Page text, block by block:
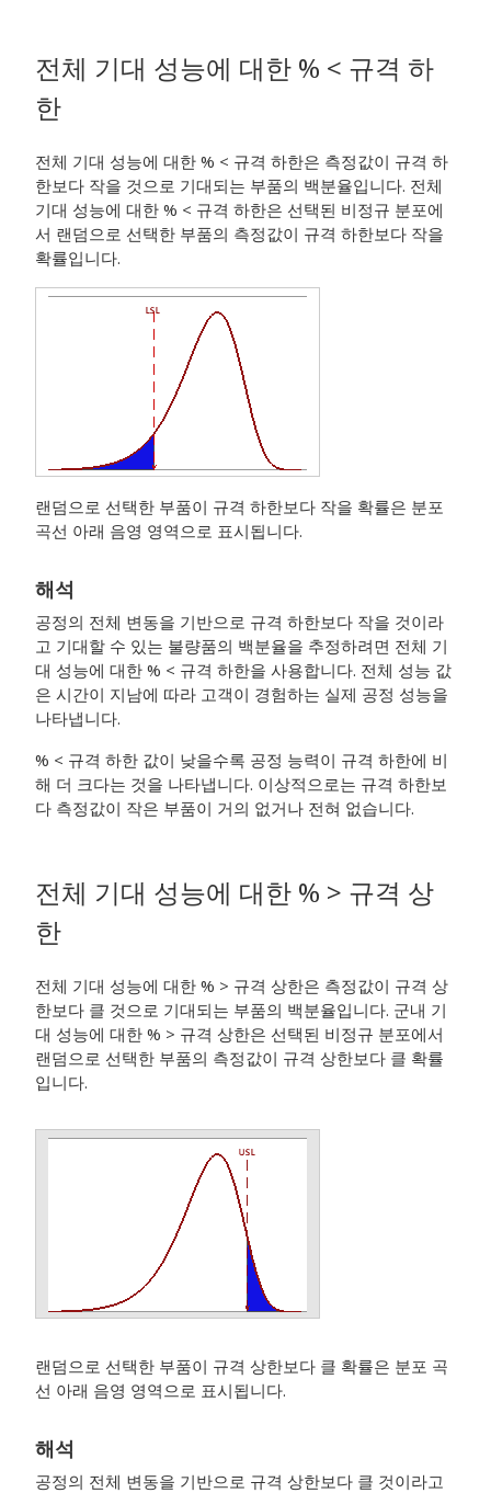
전체 기대 성능에 대한 % < 규격 하
한
전체 기대 성능에 대한 % < 규격 하한은 측정값이 규격 하
한보다 작을 것으로 기대되는 부품의 백분율입니다. 전체
기대 성능에 대한 % < 규격 하한은 선택된 비정규 분포에
서 랜덤으로 선택한 부품의 측정값이 규격 하한보다 작을
확률입니다.
랜덤으로 선택한 부품이 규격 하한보다 작을 확률은 분포
곡선 아래 음영 영역으로 표시됩니다.
해석
공정의 전체 변동을 기반으로 규격 하한보다 작을 것이라
고 기대할 수 있는 불량품의 백분율을 추정하려면 전체 기
대 성능에 대한 % < 규격 하한을 사용합니다. 전체 성능 값
은 시간이 지남에 따라 고객이 경험하는 실제 공정 성능을
나타냅니다.
% < 규격 하한 값이 낮을수록 공정 능력이 규격 하한에 비
해 더 크다는 것을 나타냅니다. 이상적으로는 규격 하한보
다 측정값이 작은 부품이 거의 없거나 전혀 없습니다.
전체 기대 성능에 대한 % > 규격 상
한
전체 기대 성능에 대한 % > 규격 상한은 측정값이 규격 상
한보다 클 것으로 기대되는 부품의 백분율입니다. 군내 기
대 성능에 대한 % > 규격 상한은 선택된 비정규 분포에서
랜덤으로 선택한 부품의 측정값이 규격 상한보다 클 확률
입니다.
랜덤으로 선택한 부품이 규격 상한보다 클 확률은 분포 곡
선 아래 음영 영역으로 표시됩니다.
해석
공정의 전체 변동을 기반으로 규격 상한보다 클 것이라고